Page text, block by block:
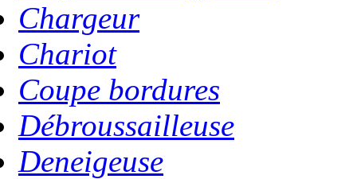
Chargeur
Chariot
Coupe bordures
Débroussailleuse
Deneigeuse